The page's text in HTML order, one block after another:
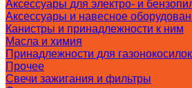
Аксессуары для электро- и
Аксессуары и навесное
Канистры и принадлежности к ним
Масла и химия
Принадлежности для
Прочее
Свечи зажигания и фильтры